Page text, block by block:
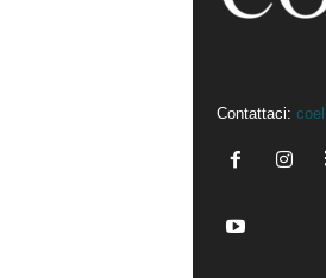
Contattaci: